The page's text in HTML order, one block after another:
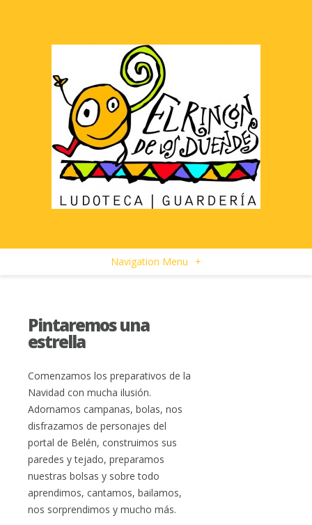
Navigation Menu +
Pintaremos una
estrella
Comenzamos los preparativos de la
Navidad con mucha ilusión.
Adornamos campanas, bolas, nos
disfrazamos de personajes del
portal de Belén, construimos sus
paredes y tejado, preparamos
nuestras bolsas y sobre todo
aprendimos, cantamos, bailamos,
nos sorprendimos y mucho más.